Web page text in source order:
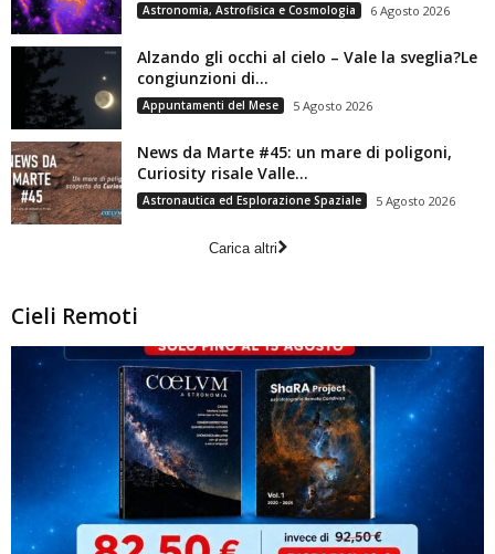
Astronomia, Astrofisica e Cosmologia 6 Agosto 2026
Alzando gli occhi al cielo – Vale la sveglia?Le
congiunzioni di...
Appuntamenti del Mese 5 Agosto 2026
News da Marte #45: un mare di poligoni,
Curiosity risale Valle...
Astronautica ed Esplorazione Spaziale 5 Agosto 2026
Carica altri
Cieli Remoti